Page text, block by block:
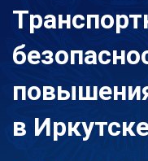
в